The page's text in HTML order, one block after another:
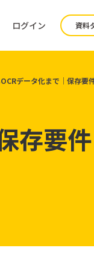
ログイン 資料
存要
データ化まで｜保存要